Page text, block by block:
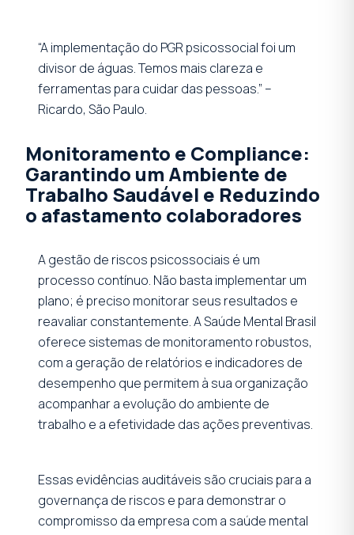
“A implementação do PGR psicossocial foi um
divisor de águas. Temos mais clareza e
ferramentas para cuidar das pessoas.” –
Ricardo, São Paulo.
Monitoramento e Compliance:
Garantindo um Ambiente de
Trabalho Saudável e Reduzindo
o afastamento colaboradores
A gestão de riscos psicossociais é um
processo contínuo. Não basta implementar um
plano; é preciso monitorar seus resultados e
reavaliar constantemente. A Saúde Mental Brasil
oferece sistemas de monitoramento robustos,
com a geração de relatórios e indicadores de
desempenho que permitem à sua organização
acompanhar a evolução do ambiente de
trabalho e a efetividade das ações preventivas.
Essas evidências auditáveis são cruciais para a
governança de riscos e para demonstrar o
compromisso da empresa com a saúde mental